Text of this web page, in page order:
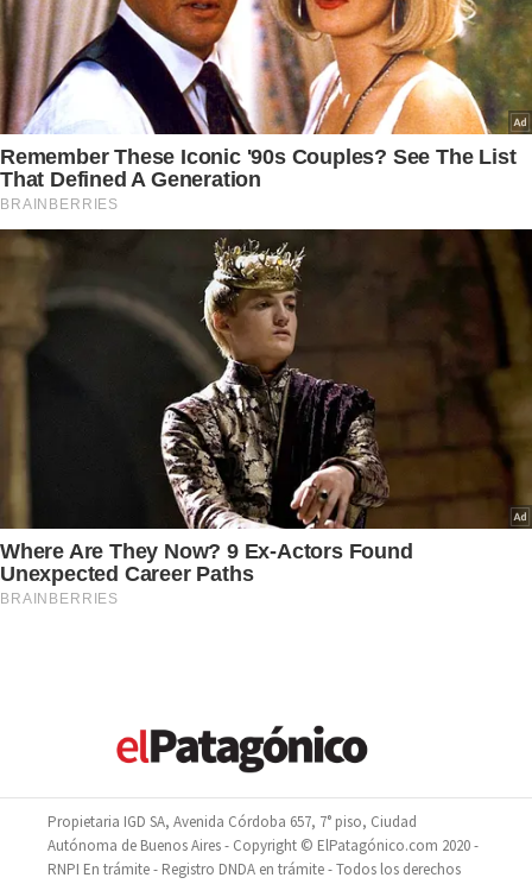
Propietaria IGD SA, Avenida Córdoba 657, 7° piso, Ciudad
Autónoma de Buenos Aires - Copyright © ElPatagónico.com 2020 -
RNPI En trámite - Registro DNDA en trámite - Todos los derechos